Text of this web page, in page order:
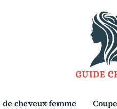
de cheveux femme